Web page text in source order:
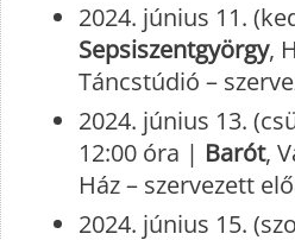
2024. június 11.
Sepsiszentgyörgy,
Táncstúdió –
2024. június 13.
12:00 óra | Barót,
Ház – szervezett
2024. június 15.